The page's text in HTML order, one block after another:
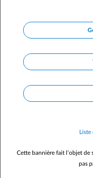
Liste
Cette bannière fait l’objet de
pas